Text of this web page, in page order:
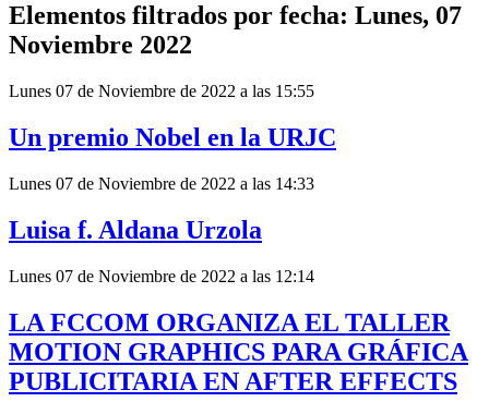
Elementos filtrados por fecha: Lunes, 07
Noviembre 2022
Lunes 07 de Noviembre de 2022 a las 15:55
Un premio Nobel en la URJC
Lunes 07 de Noviembre de 2022 a las 14:33
Luisa f. Aldana Urzola
Lunes 07 de Noviembre de 2022 a las 12:14
LA FCCOM ORGANIZA EL TALLER
MOTION GRAPHICS PARA GRÁFICA
PUBLICITARIA EN AFTER EFFECTS